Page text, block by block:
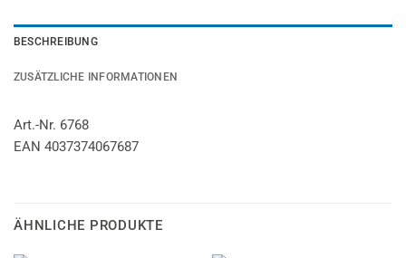
BESCHREIBUNG
ZUSÄTZLICHE INFORMATIONEN
Art.-Nr. 6768
EAN 4037374067687
ÄHNLICHE PRODUKTE